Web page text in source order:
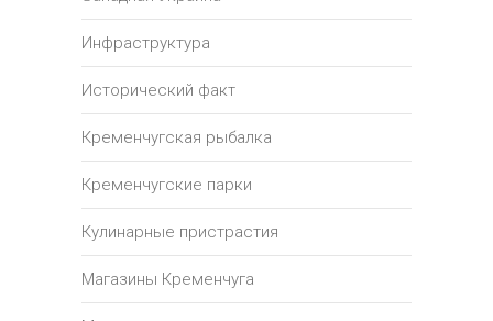
Инфраструктура
Исторический факт
Кременчугская рыбалка
Кременчугские парки
Кулинарные пристрастия
Магазины Кременчуга